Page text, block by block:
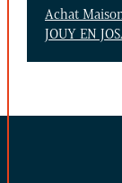
Achat
JOUY EN